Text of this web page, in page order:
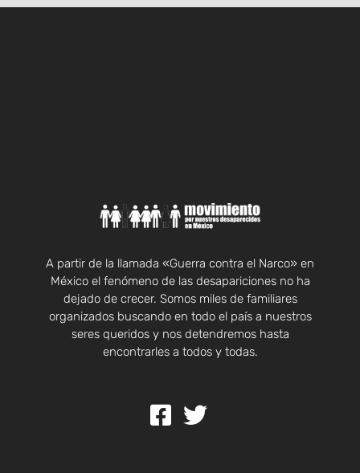
A partir de la llamada «Guerra contra el Narco» en
México el fenómeno de las desapariciones no ha
dejado de crecer. Somos miles de familiares
organizados buscando en todo el país a nuestros
seres queridos y nos detendremos hasta
encontrarles a todos y todas.